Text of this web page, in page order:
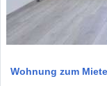
Wohnung zum